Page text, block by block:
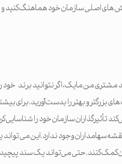
های اصلی سازمان خود هماهنگ کنید و
مشتری من مایک، اگر نتوانید برند خود
و بهتر را بدست آورید. برای
سازمان خود را شناسایی
سهامداران وجود ندارد. این می
کمک کنند. حتی می‌تواند یک سند